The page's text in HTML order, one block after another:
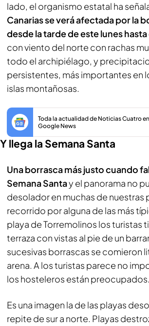
lado, el organismo estatal ha
Canarias se verá afectada por la
desde la tarde de este lunes
con viento del norte con rachas
todo el archipiélago, y
persistentes, más importantes en
islas montañosas.
Toda la actualidad de Noticias Cuatro en
Google News
Y llega la Semana Santa
Una borrasca más justo cuando
Semana Santay el panorama no
desolador en muchas de nuestras
recorrido por alguna de las más
playa de Torremolinos los turistas
terraza con vistas al pie de un
sucesivas borrascas se comieron
arena. A los turistas parece no
los hosteleros están preocupados.
Es una imagen la de las playas
repite de sur a norte. Playas